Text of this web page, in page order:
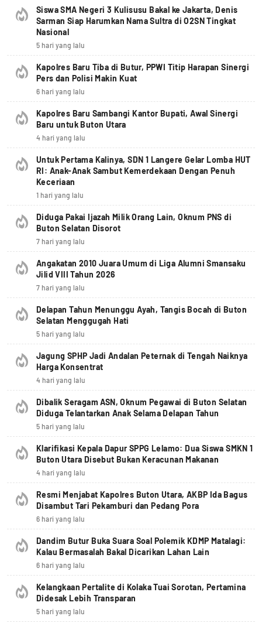
Siswa SMA Negeri 3 Kulisusu Bakal ke Jakarta, Denis
Sarman Siap Harumkan Nama Sultra di O2SN Tingkat
Nasional
5 hari yang lalu
Kapolres Baru Tiba di Butur, PPWI Titip Harapan Sinergi
Pers dan Polisi Makin Kuat
6 hari yang lalu
Kapolres Baru Sambangi Kantor Bupati, Awal Sinergi
Baru untuk Buton Utara
4 hari yang lalu
Untuk Pertama Kalinya, SDN 1 Langere Gelar Lomba HUT
RI: Anak-Anak Sambut Kemerdekaan Dengan Penuh
Keceriaan
1 hari yang lalu
Diduga Pakai Ijazah Milik Orang Lain, Oknum PNS di
Buton Selatan Disorot
7 hari yang lalu
Angakatan 2010 Juara Umum di Liga Alumni Smansaku
Jilid VIII Tahun 2026
7 hari yang lalu
Delapan Tahun Menunggu Ayah, Tangis Bocah di Buton
Selatan Menggugah Hati
5 hari yang lalu
Jagung SPHP Jadi Andalan Peternak di Tengah Naiknya
Harga Konsentrat
4 hari yang lalu
Dibalik Seragam ASN, Oknum Pegawai di Buton Selatan
Diduga Telantarkan Anak Selama Delapan Tahun
5 hari yang lalu
Klarifikasi Kepala Dapur SPPG Lelamo: Dua Siswa SMKN 1
Buton Utara Disebut Bukan Keracunan Makanan
4 hari yang lalu
Resmi Menjabat Kapolres Buton Utara, AKBP Ida Bagus
Disambut Tari Pekamburi dan Pedang Pora
6 hari yang lalu
Dandim Butur Buka Suara Soal Polemik KDMP Matalagi:
Kalau Bermasalah Bakal Dicarikan Lahan Lain
6 hari yang lalu
Kelangkaan Pertalite di Kolaka Tuai Sorotan, Pertamina
Didesak Lebih Transparan
5 hari yang lalu